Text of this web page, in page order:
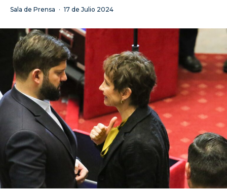
Sala de Prensa · 17 de Julio 2024